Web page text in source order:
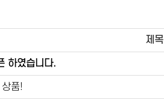
제목
하였습니다.
품!